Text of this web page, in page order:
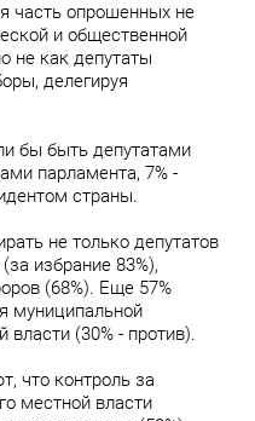
часть опрошенных не
и общественной
не как депутаты
делегируя
бы быть депутатами
парламента, 7% -
страны.
не только депутатов
избрание 83%),
(68%). Еще 57%
муниципальной
власти (30% - против).
что контроль за
местной власти